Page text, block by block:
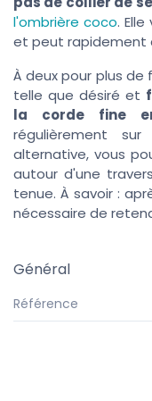
l'ombrière coco.
et peut rapidement
À deux pour plus
telle que désiré et
la corde fine
régulièrement
alternative, vous
autour d'une
tenue. À savoir :
nécessaire de
Général
Référence